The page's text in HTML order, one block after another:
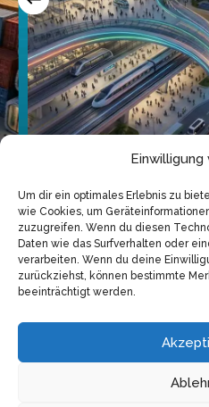
Um dir ein optimales Erlebnis zu
wie Cookies, um
zuzugreifen. Wenn du diesen
Daten wie das Surfverhalten oder
verarbeiten. Wenn du deine
zurückziehst, können bestimmte
beeinträchtigt werden.
Check-in